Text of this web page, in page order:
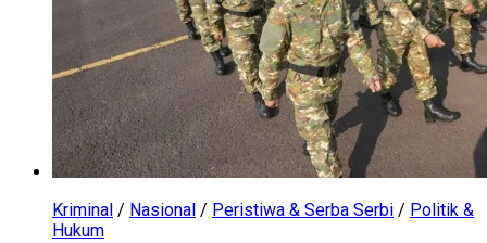
Kriminal / Nasional / Peristiwa & Serba Serbi / Politik &
Hukum